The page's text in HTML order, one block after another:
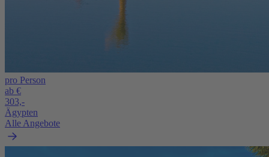
pro Person
ab €
303,-
Ägypten
Alle Angebote